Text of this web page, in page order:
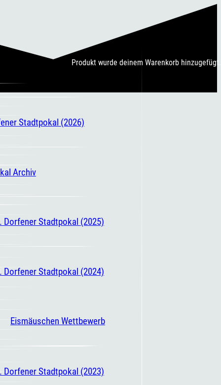
Stadtpokal (2026)
Archiv
Dorfener Stadtpokal (2025)
Dorfener Stadtpokal (2024)
Eismäuschen Wettbewerb
Dorfener Stadtpokal (2023)
Produkt wurde deinem Warenkorb hinzugefügt.